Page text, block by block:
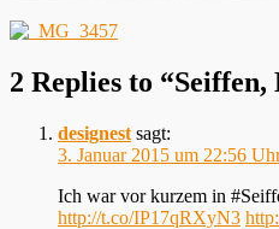
2 Replies to
designest sagt:
3. Januar 2015 um 22:56
Ich war vor kurzem in
http://t.co/IP17qRXyN3